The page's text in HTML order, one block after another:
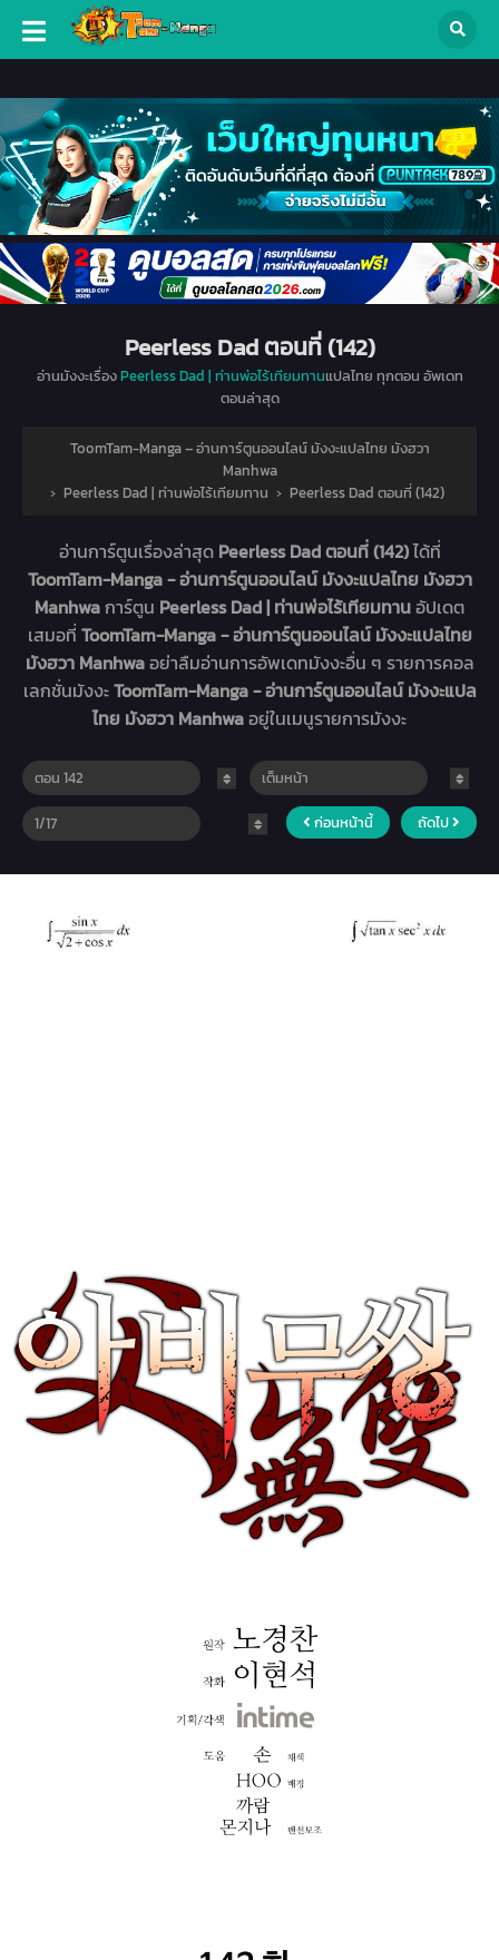
Peerless Dad ตอนที่ (142)
อ่านมังงะเรื่องPeerless Dad | ท่านพ่อไร้เทียมทานแปลไทย ทุกตอน อัพเดท
ตอนล่าสุด
ToomTam-Manga – อ่านการ์ตูนออนไลน์ มังงะแปลไทย มังฮวา
Manhwa
› Peerless Dad | ท่านพ่อไร้เทียมทาน › Peerless Dad ตอนที่ (142)
อ่านการ์ตูนเรื่องล่าสุด Peerless Dad ตอนที่ (142)ได้ที่
ToomTam-Manga - อ่านการ์ตูนออนไลน์ มังงะแปลไทย มังฮวา
Manhwaการ์ตูน Peerless Dad | ท่านพ่อไร้เทียมทานอัปเดต
เสมอที่ ToomTam-Manga - อ่านการ์ตูนออนไลน์ มังงะแปลไทย
มังฮวา Manhwaอย่าลืมอ่านการอัพเดทมังงะอื่น ๆ รายการคอล
เลกชั่นมังงะToomTam-Manga - อ่านการ์ตูนออนไลน์ มังงะแปล
ไทย มังฮวา Manhwaอยู่ในเมนูรายการมังงะ
ก่อนหน้านี้ ถัดไป